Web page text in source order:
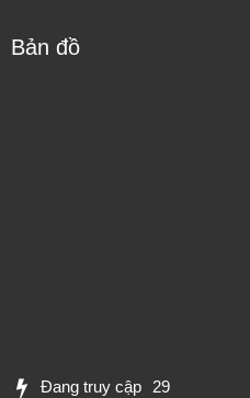
Bản đồ
Đang truy cập 29